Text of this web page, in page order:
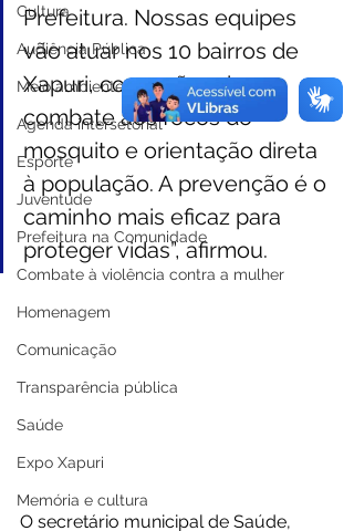
Cultura
Audiência Pública
Meio ambiente
Agenda intersetorial
Esporte
Juventude
Prefeitura na Comunidade
Combate à violência contra a mulher
Homenagem
Comunicação
Transparência pública
Saúde
Expo Xapuri
Memória e cultura
Prefeitura. Nossas equipes
vão atuar nos 10 bairros de
Xapuri, com ações de
combate aos focos do
mosquito e orientação direta
à população. A prevenção é o
caminho mais eficaz para
proteger vidas”, afirmou.
O secretário municipal de Saúde,